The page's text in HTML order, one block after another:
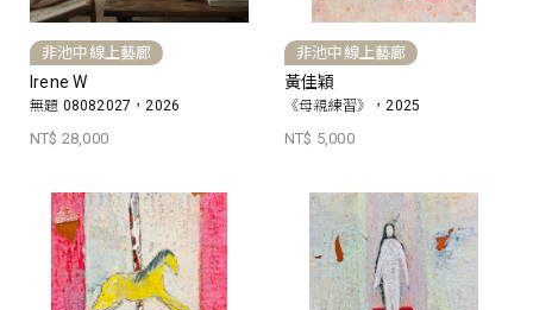
非池中線上藝廊
Irene W
無題 08082027，2026
NT$ 28,000
非池中線上藝廊
黃佳穎
《母親練習》，2025
NT$ 5,000